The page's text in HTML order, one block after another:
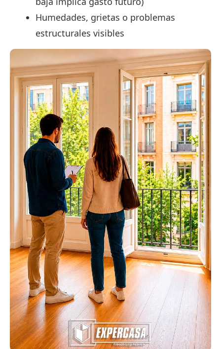
Humedades, grietas o problemas
estructurales visibles